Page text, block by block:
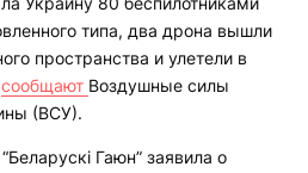
типа, два дрона вышли
пространства и улетели в
сообщают Воздушные силы
(ВСУ).
Гаюн” заявила о